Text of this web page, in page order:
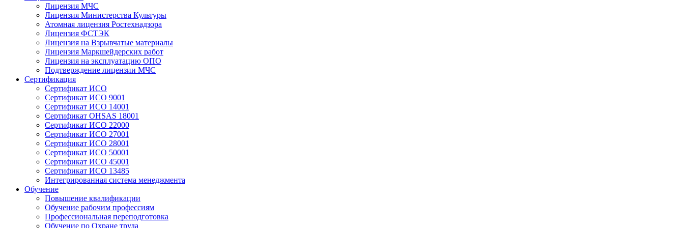
Лицензия МЧС
Лицензия Министерства Культуры
Атомная лицензия Ростехнадзора
Лицензия ФСТЭК
Лицензия на Взрывчатые материалы
Лицензия Маркшейдерских работ
Лицензия на эксплуатацию ОПО
Подтверждение лицензии МЧС
Сертификация
Сертификат ИСО
Сертификат ИСО 9001
Сертификат ИСО 14001
Сертификат OHSAS 18001
Сертификат ИСО 22000
Сертификат ИСО 27001
Сертификат ИСО 28001
Сертификат ИСО 50001
Сертификат ИСО 45001
Сертификат ИСО 13485
Интегрированная система менеджмента
Обучение
Повышение квалификации
Обучение рабочим профессиям
Профессиональная переподготовка
Обучение по Охране труда